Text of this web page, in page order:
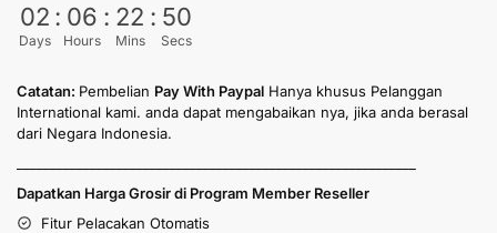
02
Days
: 06
Hours
: 22
Mins
: 50
Secs
Catatan: Pembelian Pay With Paypal Hanya khusus Pelanggan
International kami. anda dapat mengabaikan nya, jika anda berasal
dari Negara Indonesia.
Dapatkan Harga Grosir di Program Member Reseller
Fitur Pelacakan Otomatis